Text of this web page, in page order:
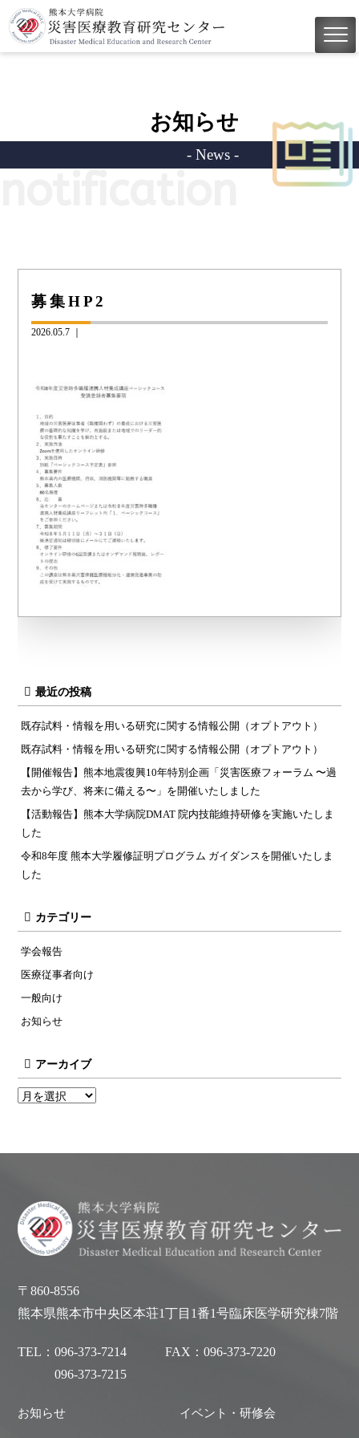
お知らせ
- News -
募集HP2
2026.05.7 ｜
最近の投稿
既存試料・情報を用いる研究に関する情報公開（オプトアウト）
既存試料・情報を用いる研究に関する情報公開（オプトアウト）
【開催報告】熊本地震復興10年特別企画「災害医療フォーラム 〜過
去から学び、将来に備える〜」を開催いたしました
【活動報告】熊本大学病院DMAT 院内技能維持研修を実施いたしま
した
令和8年度 熊本大学履修証明プログラム ガイダンスを開催いたしま
した
カテゴリー
学会報告
医療従事者向け
一般向け
お知らせ
アーカイブ
〒860-8556
熊本県熊本市中央区本荘1丁目1番1号臨床医学研究棟7階
TEL：096-373-7214
096-373-7215
FAX：096-373-7220
お知らせ イベント・研修会